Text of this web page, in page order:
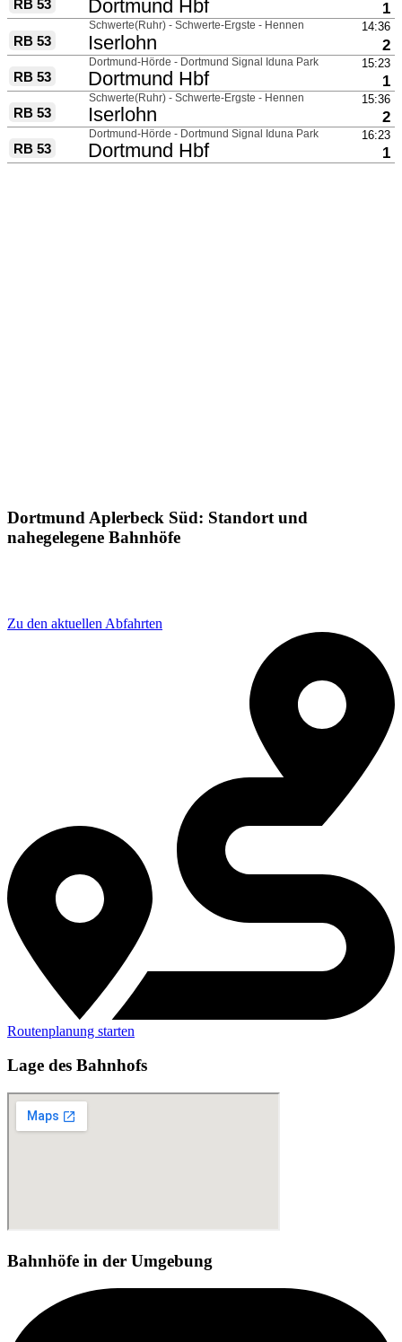
Dortmund Aplerbeck Süd: Standort und
nahegelegene Bahnhöfe
Zu den aktuellen Abfahrten
Routenplanung starten
Lage des Bahnhofs
Bahnhöfe in der Umgebung